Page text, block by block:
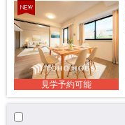
見学予約可能